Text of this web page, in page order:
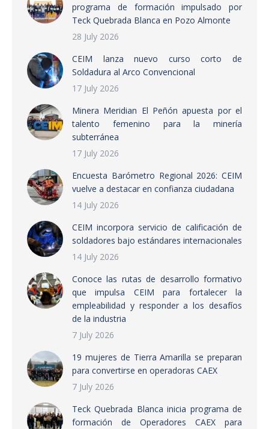
programa de formación impulsado por
Teck Quebrada Blanca en Pozo Almonte
28 July 2026
CEIM lanza nuevo curso corto de
Soldadura al Arco Convencional
17 July 2026
Minera Meridian El Peñón apuesta por el
talento femenino para la minería
subterránea
17 July 2026
Encuesta Barómetro Regional 2026: CEIM
vuelve a destacar en confianza ciudadana
14 July 2026
CEIM incorpora servicio de calificación de
soldadores bajo estándares internacionales
14 July 2026
Conoce las rutas de desarrollo formativo
que impulsa CEIM para fortalecer la
empleabilidad y responder a los desafíos
de la industria
7 July 2026
19 mujeres de Tierra Amarilla se preparan
para convertirse en operadoras CAEX
7 July 2026
Teck Quebrada Blanca inicia programa de
formación de Operadores CAEX para